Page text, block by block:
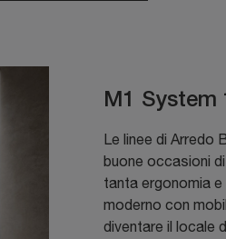
M1 System
Le linee di Arredo
buone occasioni
tanta ergonomia
moderno con
diventare il locale